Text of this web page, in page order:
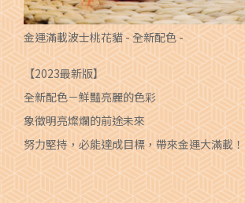
金運滿載波士桃花貓 - 全新配色 -
【2023最新版】
全新配色－鮮豔亮麗的色彩
象徵明亮燦爛的前途未來
努力堅持，必能達成目標，帶來金運大滿載！